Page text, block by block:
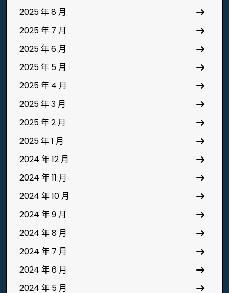
2025 年 8 月
2025 年 7 月
2025 年 6 月
2025 年 5 月
2025 年 4 月
2025 年 3 月
2025 年 2 月
2025 年 1 月
2024 年 12 月
2024 年 11 月
2024 年 10 月
2024 年 9 月
2024 年 8 月
2024 年 7 月
2024 年 6 月
2024 年 5 月